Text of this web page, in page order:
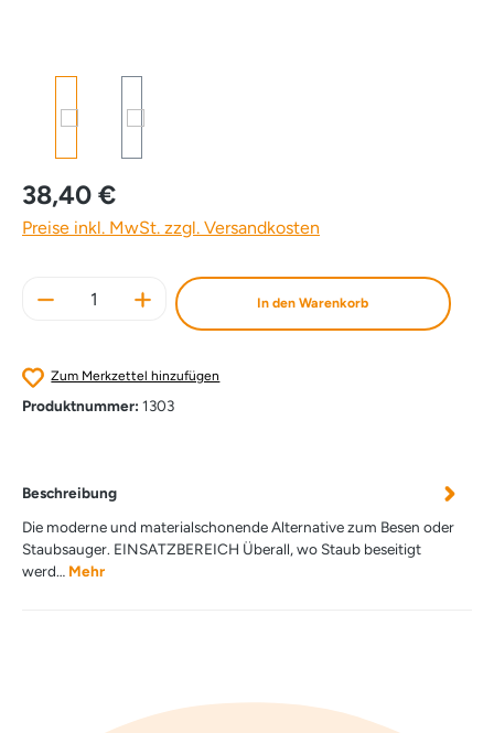
38,40 €
Preise inkl. MwSt. zzgl. Versandkosten
Produkt Anzahl: Gib den gewünschten
In den Warenkorb
Zum Merkzettel hinzufügen
Produktnummer: 1303
Beschreibung
Die moderne und materialschonende Alternative zum Besen oder
Staubsauger. EINSATZBEREICH Überall, wo Staub beseitigt
werd… Mehr